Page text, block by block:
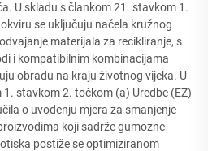
U skladu s člankom 21. stavkom 1.
se uključuju načela kružnog
materijala za recikliranje, s
i kompatibilnim kombinacijama
obradu na kraju životnog vijeka. U
stavkom 2. točkom (a) Uredbe (EZ)
o uvođenju mjera za smanjenje
koji sadrže gumozne
postiže se optimiziranom